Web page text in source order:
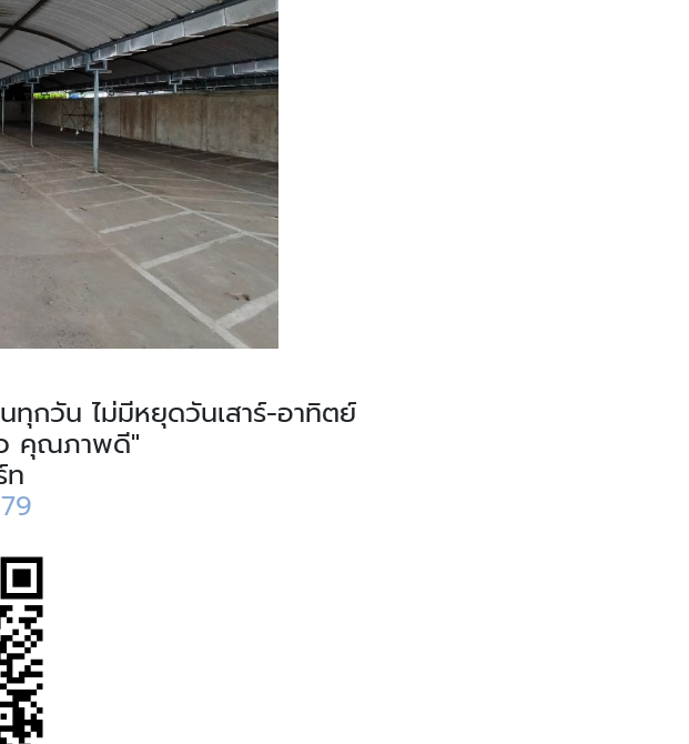
กวัน ไม่มีหยุดวันเสาร์-อาทิตย์
คุณภาพดี"
ท